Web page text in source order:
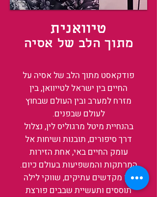
טיוואנית
מתוך הלב של אסיה
פודקאסט מתוך הלב של אסיה על
החיים בין ישראל לטייוואן, בין
מזרח למערב ובין העולם שבחוץ
לעולם שבפנים.
בהנחיית מיטל מרגוליס לין, נצלול
דרך סיפורים, תובנות ושיחות אל
עומק החיים באי, אחת הזירות
המרתקות והמשפיעות בעולם כיום.
בין מקדשים עתיקים, שווקי לילה
תוססים ותעשיית שבבים פורצת